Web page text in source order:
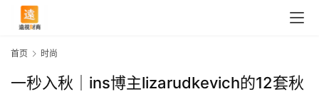
首页 时尚
一秒入秋｜ins博主lizarudkevich的12套秋